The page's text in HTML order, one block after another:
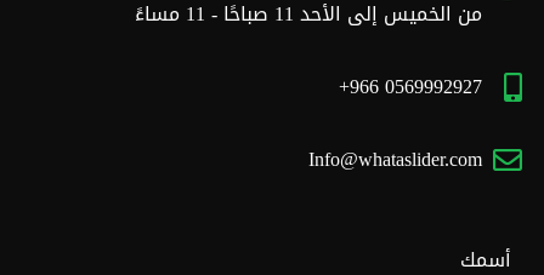
من الخميس إلى الأحد 11 صباحًا - 11 مساءً
0569992927 966+
Info@whataslider.com